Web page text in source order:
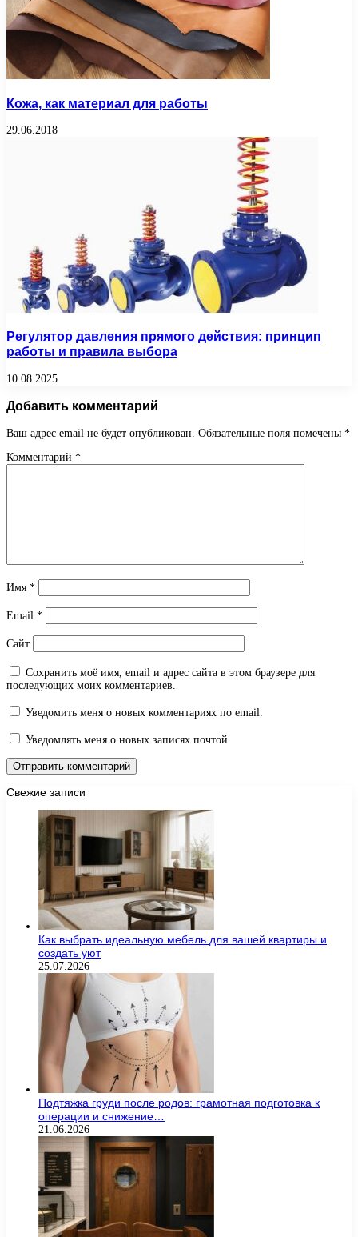
Кожа, как материал для работы
29.06.2018
Регулятор давления прямого действия: принцип
работы и правила выбора
10.08.2025
Добавить комментарий
Ваш адрес email не будет опубликован. Обязательные поля помечены *
Комментарий *
Имя *
Email *
Сайт
Сохранить моё имя, email и адрес сайта в этом браузере для
последующих моих комментариев.
Уведомить меня о новых комментариях по email.
Уведомлять меня о новых записях почтой.
Свежие записи
Как выбрать идеальную мебель для вашей квартиры и
создать уют
25.07.2026
Подтяжка груди после родов: грамотная подготовка к
операции и снижение…
21.06.2026